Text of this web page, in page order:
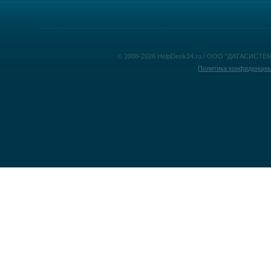
© 2008-2026 HelpDesk24.ru / ООО
Политика